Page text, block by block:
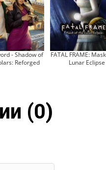
- Shadow of
Reforged
FATAL FRAME:
Lunar Eclipse
(0)